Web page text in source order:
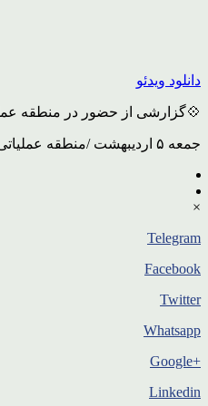
دانلود ویدئو
💠گزارشی از حضور در منطقه
جمعه ۵ اردیبهشت /منطقه عملیاتی بازی دراز
×
Telegram
Facebook
Twitter
Whatsapp
+Google
Linkedin